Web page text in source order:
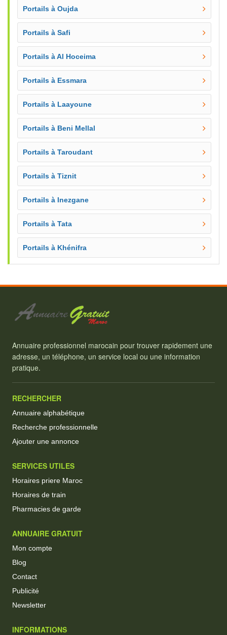
Portails à Oujda
Portails à Safi
Portails à Al Hoceima
Portails à Essmara
Portails à Laayoune
Portails à Beni Mellal
Portails à Taroudant
Portails à Tiznit
Portails à Inezgane
Portails à Tata
Portails à Khénifra
Annuaire professionnel marocain pour trouver rapidement une
adresse, un téléphone, un service local ou une information
pratique.
RECHERCHER
Annuaire alphabétique
Recherche professionnelle
Ajouter une annonce
SERVICES UTILES
Horaires priere Maroc
Horaires de train
Pharmacies de garde
ANNUAIRE GRATUIT
Mon compte
Blog
Contact
Publicité
Newsletter
INFORMATIONS